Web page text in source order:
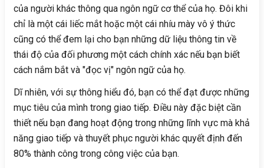
của người khác thông qua ngôn ngữ cơ thể của họ. Đôi khi
chỉ là một cái liếc mắt hoặc một cái nhíu mày vô ý thức
cũng có thể đem lại cho bạn những dữ liệu thông tin về
thái độ của đối phương một cách chính xác nếu bạn biết
cách nắm bắt và "đọc vị" ngôn ngữ của họ.
Dĩ nhiên, với sự thông hiểu đó, bạn có thể đạt được những
mục tiêu của mình trong giao tiếp. Điều này đặc biệt cần
thiết nếu bạn đang hoạt động trong những lĩnh vực mà khả
năng giao tiếp và thuyết phục người khác quyết định đến
80% thành công trong công việc của bạn.